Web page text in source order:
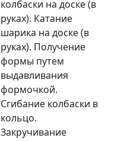
колбаски на доске (в
руках). Катание
шарика на доске (в
руках). Получение
формы путем
выдавливания
формочкой.
Сгибание колбаски в
кольцо.
Закручивание